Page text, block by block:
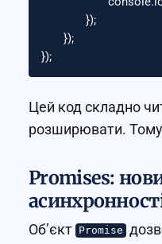
});
});
});
Цей код складно
розширювати.
Promises:
Об’єкт Promise